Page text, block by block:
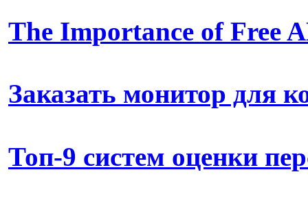
The Importance of Free
Заказать монитор для
Топ-9 систем оценки